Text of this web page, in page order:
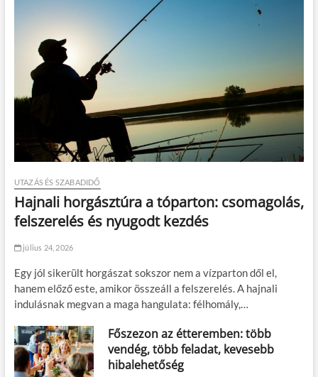
UTAZÁS ÉS SZABADIDŐ
Hajnali horgásztúra a tóparton: csomagolás,
felszerelés és nyugodt kezdés
július 24, 2026
Egy jól sikerült horgászat sokszor nem a vízparton dől el,
hanem előző este, amikor összeáll a felszerelés. A hajnali
indulásnak megvan a maga hangulata: félhomály,…
Főszezon az étteremben: több
vendég, több feladat, kevesebb
hibalehetőség